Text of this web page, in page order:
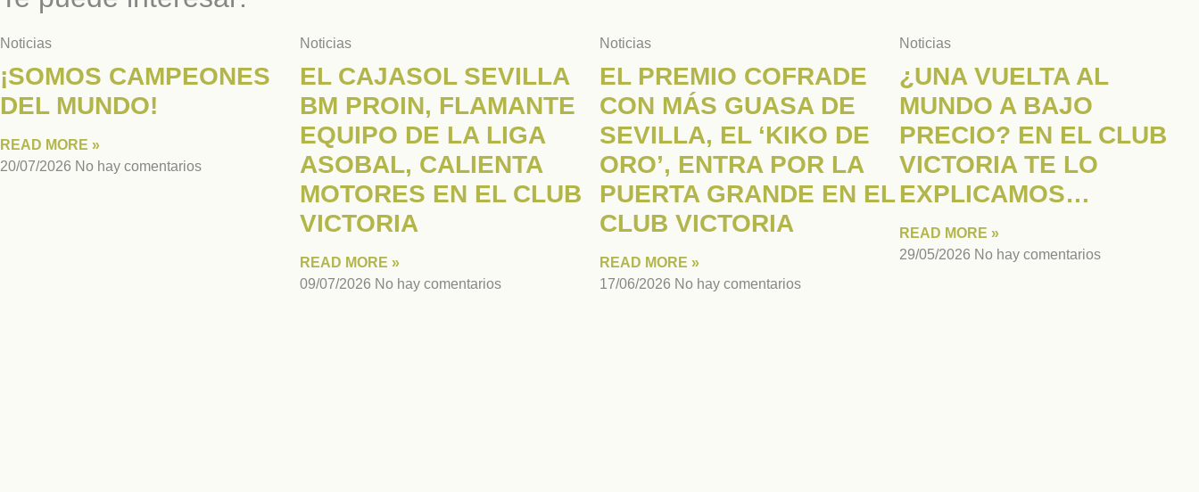
Noticias
¡SOMOS CAMPEONES
DEL MUNDO!
READ MORE »
20/07/2026 No hay comentarios
Noticias
EL CAJASOL SEVILLA
BM PROIN, FLAMANTE
EQUIPO DE LA LIGA
ASOBAL, CALIENTA
MOTORES EN EL CLUB
VICTORIA
READ MORE »
09/07/2026 No hay comentarios
Noticias
EL PREMIO COFRADE
CON MÁS GUASA DE
SEVILLA, EL ‘KIKO DE
ORO’, ENTRA POR LA
PUERTA GRANDE EN EL
CLUB VICTORIA
READ MORE »
17/06/2026 No hay comentarios
Noticias
¿UNA VUELTA AL
MUNDO A BAJO
PRECIO? EN EL CLUB
VICTORIA TE LO
EXPLICAMOS…
READ MORE »
29/05/2026 No hay comentarios